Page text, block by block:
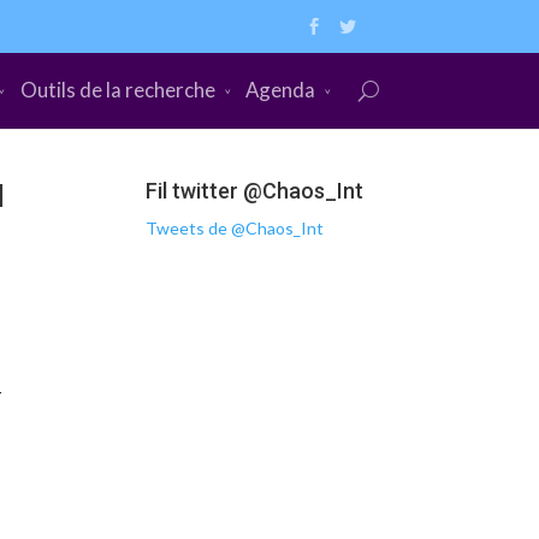
Outils de la recherche Agenda
Fil twitter @Chaos_Int
Tweets de @Chaos_Int